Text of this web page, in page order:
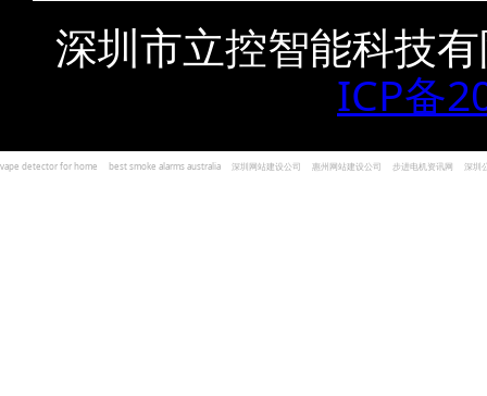
深圳市立控智能科技
ICP备
vape detector for home best smoke alarms australia 深圳网站建设公司 惠州网站建设公司 步进电机资讯网 深圳